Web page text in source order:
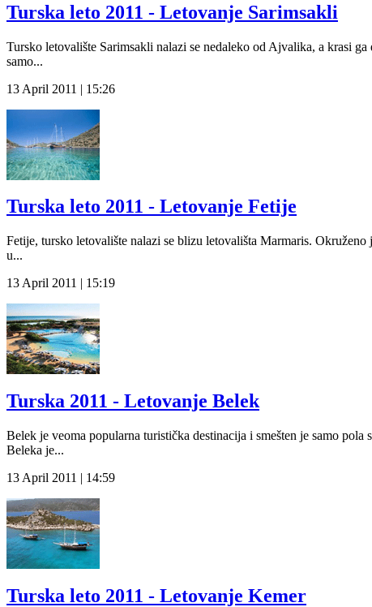
Turska leto 2011 - Letovanje Sarimsakli
Tursko letovalište Sarimsakli nalazi se nedaleko od Ajvalika, a krasi
samo...
13 April 2011 | 15:26
Turska leto 2011 - Letovanje Fetije
Fetije, tursko letovalište nalazi se blizu letovališta Marmaris.
u...
13 April 2011 | 15:19
Turska 2011 - Letovanje Belek
Belek je veoma popularna turistička destinacija i smešten je samo
Beleka je...
13 April 2011 | 14:59
Turska leto 2011 - Letovanje Kemer